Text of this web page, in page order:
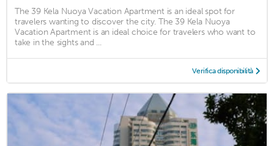
The 39 Kela Nuoya Vacation Apartment is an ideal spot for
travelers wanting to discover the city. The 39 Kela Nuoya
Vacation Apartment is an ideal choice for travelers who want to
take in the sights and ...
Verifica disponibilità